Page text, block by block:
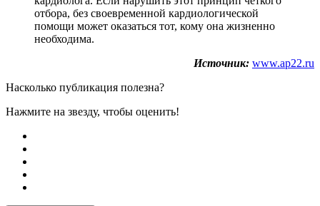
отбора, без своевременной кардиологической
помощи может оказаться тот, кому она жизненно
необходима.
Источник: www.ap22.ru
Насколько публикация полезна?
Нажмите на звезду, чтобы оценить!